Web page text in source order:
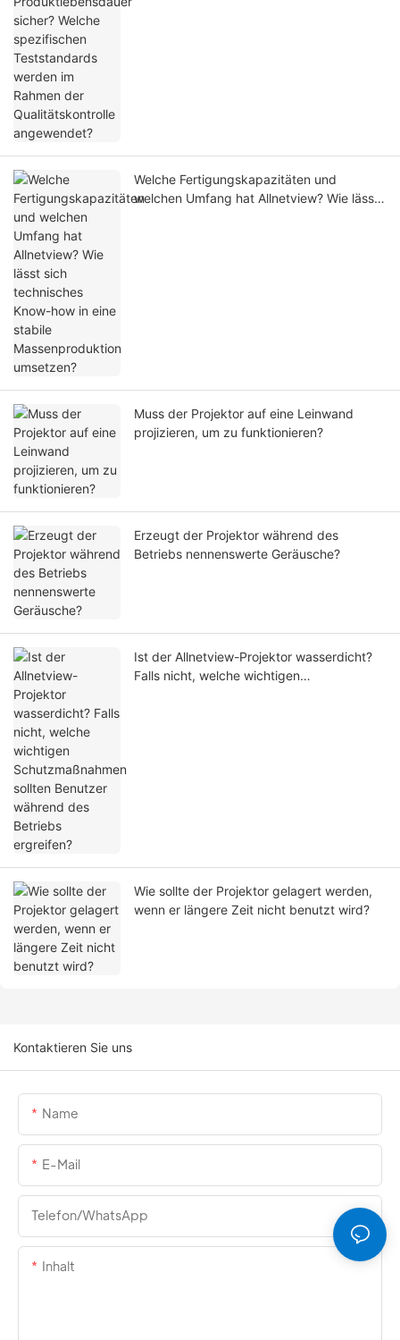
Welche Fertigungskapazitäten und
welchen Umfang hat Allnetview? Wie lässt
Muss der Projektor auf eine Leinwand
projizieren, um zu funktionieren?
Erzeugt der Projektor während des
Betriebs nennenswerte Geräusche?
Ist der Allnetview-Projektor wasserdicht?
Falls nicht, welche wichtigen
Wie sollte der Projektor gelagert werden,
wenn er längere Zeit nicht benutzt wird?
Kontaktieren Sie uns
Name
E-Mail
Telefon/WhatsApp
Inhalt